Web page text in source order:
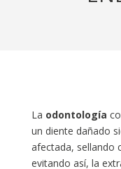
La odontología
un diente dañado
afectada, sellando
evitando así, la